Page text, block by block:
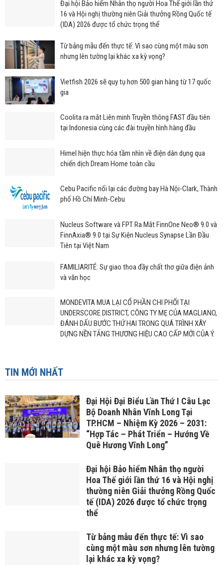
Đại hội Bảo hiểm Nhân thọ người Hoa Thế giới lần thứ
16 và Hội nghị thường niên Giải thưởng Rồng Quốc tế
(IDA) 2026 được tổ chức trọng thể
Từ bảng mẫu đến thực tế: Vì sao cùng một màu sơn
nhưng lên tường lại khác xa kỳ vọng?
Vietfish 2026 sẽ quy tụ hơn 500 gian hàng từ 17 quốc
gia
Coolita ra mắt Liên minh Truyền thông FAST đầu tiên
tại Indonesia cùng các đài truyền hình hàng đầu
Himel hiện thực hóa tầm nhìn về điện dân dụng qua
chiến dịch Dream Home toàn cầu
Cebu Pacific nối lại các đường bay Hà Nội-Clark, Thành
phố Hồ Chí Minh-Cebu
Nucleus Software và FPT Ra Mắt FinnOne Neo® 9.0 và
FinnAxia® 9.0 tại Sự Kiện Nucleus Synapse Lần Đầu
Tiên tại Việt Nam
FAMILIARITÉ: Sự giao thoa đầy chất thơ giữa điện ảnh
và văn học
MONDEVITA MUA LẠI CỔ PHẦN CHI PHỐI TẠI
UNDERSCORE DISTRICT, CÔNG TY MẸ CỦA MAGLIANO,
ĐÁNH DẤU BƯỚC THỨ HAI TRONG QUÁ TRÌNH XÂY
DỰNG NỀN TẢNG THƯƠNG HIỆU CAO CẤP MỚI CỦA Ý.
TIN MỚI NHẤT
Đại Hội Đại Biểu Lần Thứ I Câu Lạc
Bộ Doanh Nhân Vĩnh Long Tại
TP.HCM – Nhiệm Kỳ 2026 – 2031:
“Hợp Tác – Phát Triển – Hướng Về
Quê Hương Vĩnh Long”
Đại hội Bảo hiểm Nhân thọ người
Hoa Thế giới lần thứ 16 và Hội nghị
thường niên Giải thưởng Rồng Quốc
tế (IDA) 2026 được tổ chức trọng
thể
Từ bảng mẫu đến thực tế: Vì sao
cùng một màu sơn nhưng lên tường
lại khác xa kỳ vọng?